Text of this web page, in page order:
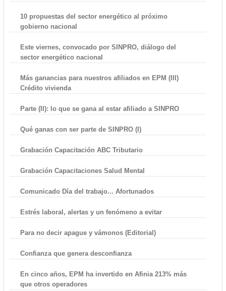
10 propuestas del sector energético al próximo
gobierno nacional
Este viernes, convocado por SINPRO, diálogo del
sector energético nacional
Más ganancias para nuestros afiliados en EPM (III)
Crédito vivienda
Parte (II): lo que se gana al estar afiliado a SINPRO
Qué ganas con ser parte de SINPRO (I)
Grabación Capacitación ABC Tributario
Grabación Capacitaciones Salud Mental
Comunicado Día del trabajo... Afortunados
Estrés laboral, alertas y un fenómeno a evitar
Para no decir apague y vámonos (Editorial)
Confianza que genera desconfianza
En cinco años, EPM ha invertido en Afinia 213% más
que otros operadores